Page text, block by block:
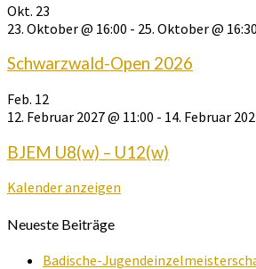
Okt. 23
23. Oktober @ 16:00 - 25. Oktober @ 16:30
Schwarzwald-Open 2026
Feb. 12
12. Februar 2027 @ 11:00 - 14. Februar
BJEM U8(w) – U12(w)
Kalender anzeigen
Neueste Beiträge
Badische-